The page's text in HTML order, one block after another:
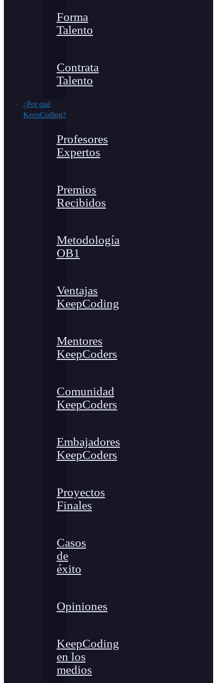
Forma
Talento
Contrata
Talento
¿Por qué
KeepCoding?
Profesores
Expertos
Premios
Recibidos
Metodología
OB1
Ventajas
KeepCoding
Mentores
KeepCoders
Comunidad
KeepCoders
Embajadores
KeepCoders
Proyectos
Finales
Casos
de
éxito
Opiniones
KeepCoding
en los
medios